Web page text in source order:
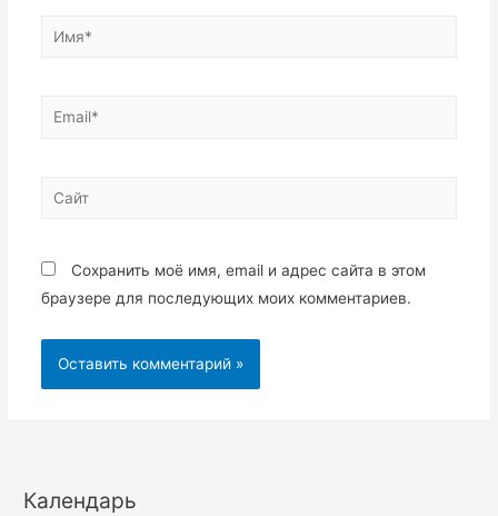
Имя*
Email*
Сайт
Сохранить моё имя, email и адрес сайта в этом
браузере для последующих моих комментариев.
Календарь